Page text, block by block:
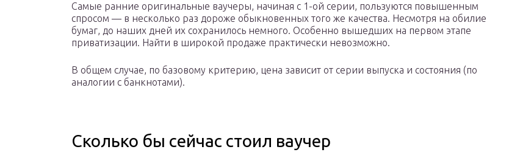
Самые ранние оригинальные ваучеры, начиная с 1-ой серии, пользуются повышенным
спросом — в несколько раз дороже обыкновенных того же качества. Несмотря на обилие
бумаг, до наших дней их сохранилось немного. Особенно вышедших на первом этапе
приватизации. Найти в широкой продаже практически невозможно.
В общем случае, по базовому критерию, цена зависит от серии выпуска и состояния (по
аналогии с банкнотами).
Сколько бы сейчас стоил ваучер